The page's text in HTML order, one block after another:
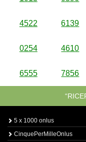
4522 6139
0254 4610
6555 7856
5 x 1000 onlus
CinquePerMilleOnlus